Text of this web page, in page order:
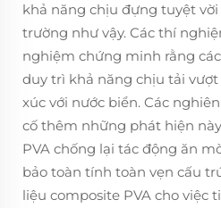
khả năng chịu đựng tuyệt
trường như vậy. Các thí
nghiệm chứng minh rằng
duy trì khả năng chịu tải
xúc với nước biển. Các
cố thêm những phát hiện
PVA chống lại tác động ăn
bảo toàn tính toàn vẹn cấu
liệu composite PVA cho việc